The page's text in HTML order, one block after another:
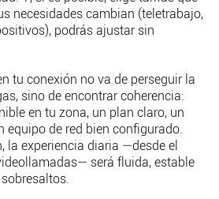
necesidades cambian (teletrabajo,
podrás ajustar sin
tu conexión no va de perseguir la
sino de encontrar coherencia:
en tu zona, un plan claro, un
equipo de red bien configurado.
la experiencia diaria —desde el
será fluida, estable